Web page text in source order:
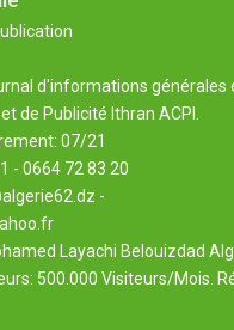
d'informations générales
de Publicité Ithran ACPI.
07/21
- 0664 72 83 20
-
Layachi Belouizdad
500.000 Visiteurs/Mois.